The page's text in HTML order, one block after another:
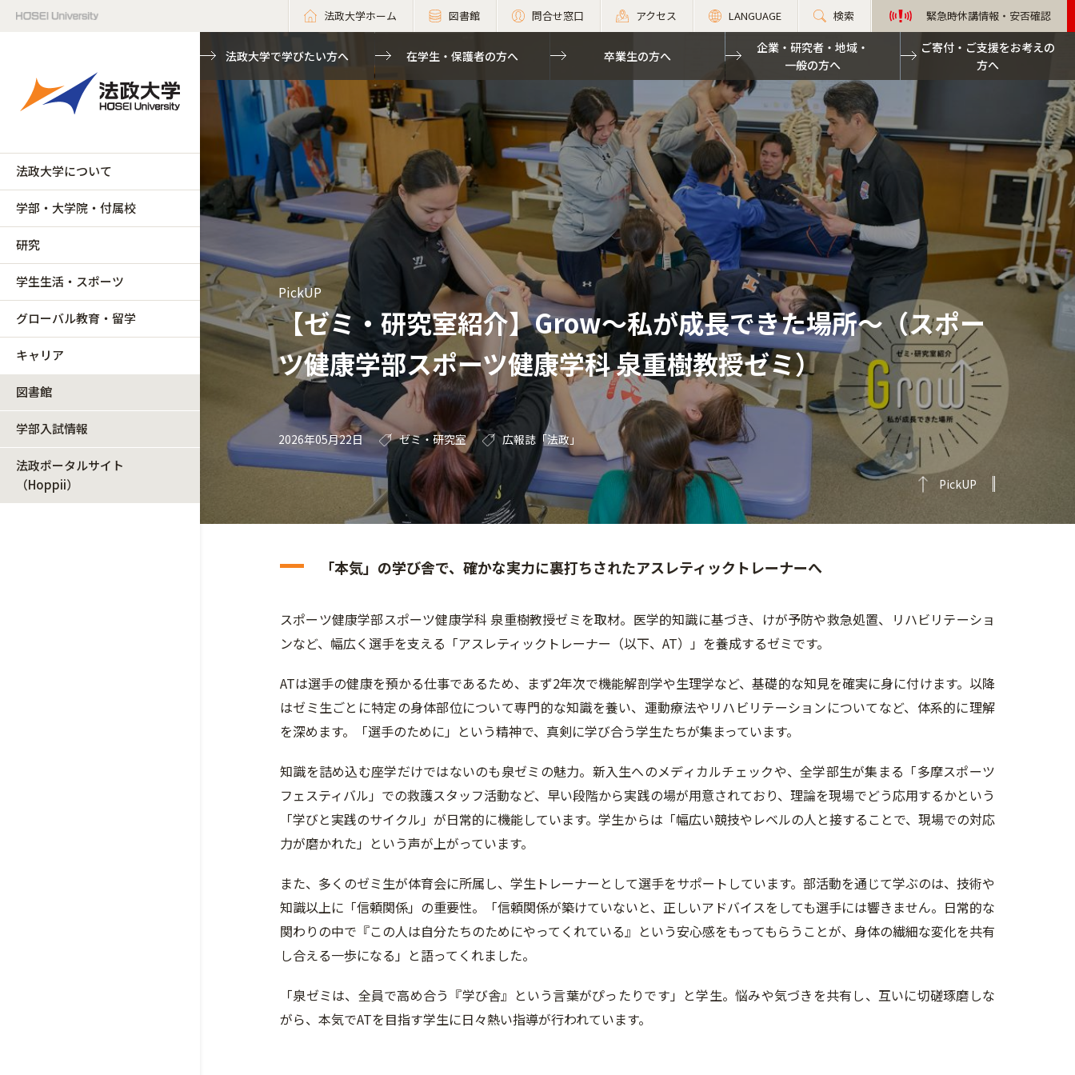
法政大学ホーム 図書館 問合せ窓口 アクセス LANGUAGE 検索 緊急時休講情報・安否確認
法政大学について
学部・大学院・付属校
研究
学生生活・スポーツ
グローバル教育・留学
キャリア
図書館
学部入試情報
法政ポータルサイト
（Hoppii）
法政大学で学びたい方へ 在学生・保護者の方へ 卒業生の方へ
企業・研究者・地域・
一般の方へ
ご寄付・ご支援をお考えの
方へ
PickUP
【ゼミ・研究室紹介】Grow～私が成長できた場所～（スポー
ツ健康学部スポーツ健康学科 泉重樹教授ゼミ）
2026年05月22日 ゼミ・研究室 広報誌「法政」
PickUP
「本気」の学び舎で、確かな実力に裏打ちされたアスレティックトレーナーへ
スポーツ健康学部スポーツ健康学科 泉重樹教授ゼミを取材。医学的知識に基づき、けが予防や救急処置、リハビリテーショ
ンなど、幅広く選手を支える「アスレティックトレーナー（以下、AT）」を養成するゼミです。
ATは選手の健康を預かる仕事であるため、まず2年次で機能解剖学や生理学など、基礎的な知見を確実に身に付けます。以降
はゼミ生ごとに特定の身体部位について専門的な知識を養い、運動療法やリハビリテーションについてなど、体系的に理解
を深めます。「選手のために」という精神で、真剣に学び合う学生たちが集まっています。
知識を詰め込む座学だけではないのも泉ゼミの魅力。新入生へのメディカルチェックや、全学部生が集まる「多摩スポーツ
フェスティバル」での救護スタッフ活動など、早い段階から実践の場が用意されており、理論を現場でどう応用するかという
「学びと実践のサイクル」が日常的に機能しています。学生からは「幅広い競技やレベルの人と接することで、現場での対応
力が磨かれた」という声が上がっています。
また、多くのゼミ生が体育会に所属し、学生トレーナーとして選手をサポートしています。部活動を通じて学ぶのは、技術や
知識以上に「信頼関係」の重要性。「信頼関係が築けていないと、正しいアドバイスをしても選手には響きません。日常的な
関わりの中で『この人は自分たちのためにやってくれている』という安心感をもってもらうことが、身体の繊細な変化を共有
し合える一歩になる」と語ってくれました。
「泉ゼミは、全員で高め合う『学び舎』という言葉がぴったりです」と学生。悩みや気づきを共有し、互いに切磋琢磨しな
がら、本気でATを目指す学生に日々熱い指導が行われています。